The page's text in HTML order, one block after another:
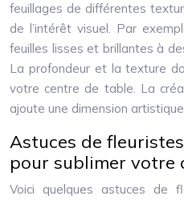
feuillages de différentes
de l’intérêt visuel. Par
feuilles lisses et brillantes à
La profondeur et la texture
votre centre de table. La
ajoute une dimension
Astuces de
pour sublimer votre
Voici quelques astuces de